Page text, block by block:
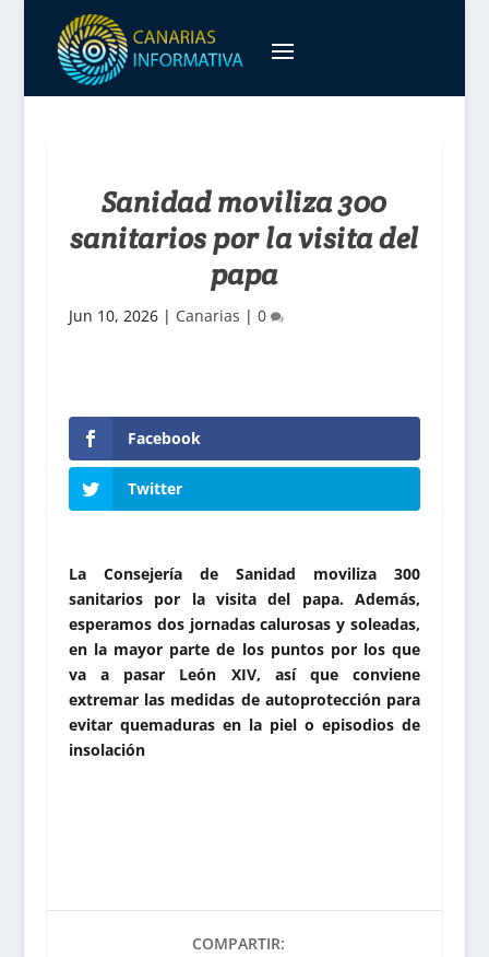
Sanidad moviliza 300
sanitarios por la visita del
papa
Jun 10, 2026| Canarias | 0
Facebook
Twitter
La Consejería de Sanidad moviliza 300
sanitarios por la visita del papa. Además,
esperamos dos jornadas calurosas y soleadas,
en la mayor parte de los puntos por los que
va a pasar León XIV, así que conviene
extremar las medidas de autoprotección para
evitar quemaduras en la piel o episodios de
insolación
COMPARTIR: